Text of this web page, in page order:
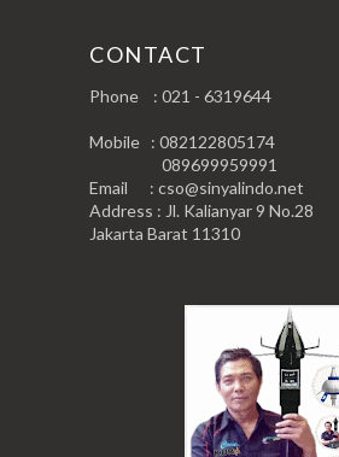
CONTACT
Phone : 021 - 6319644
Mobile : 082122805174
089699959991
Email : cso@sinyalindo.net
Address : Jl. Kalianyar 9 No.28
Jakarta Barat 11310